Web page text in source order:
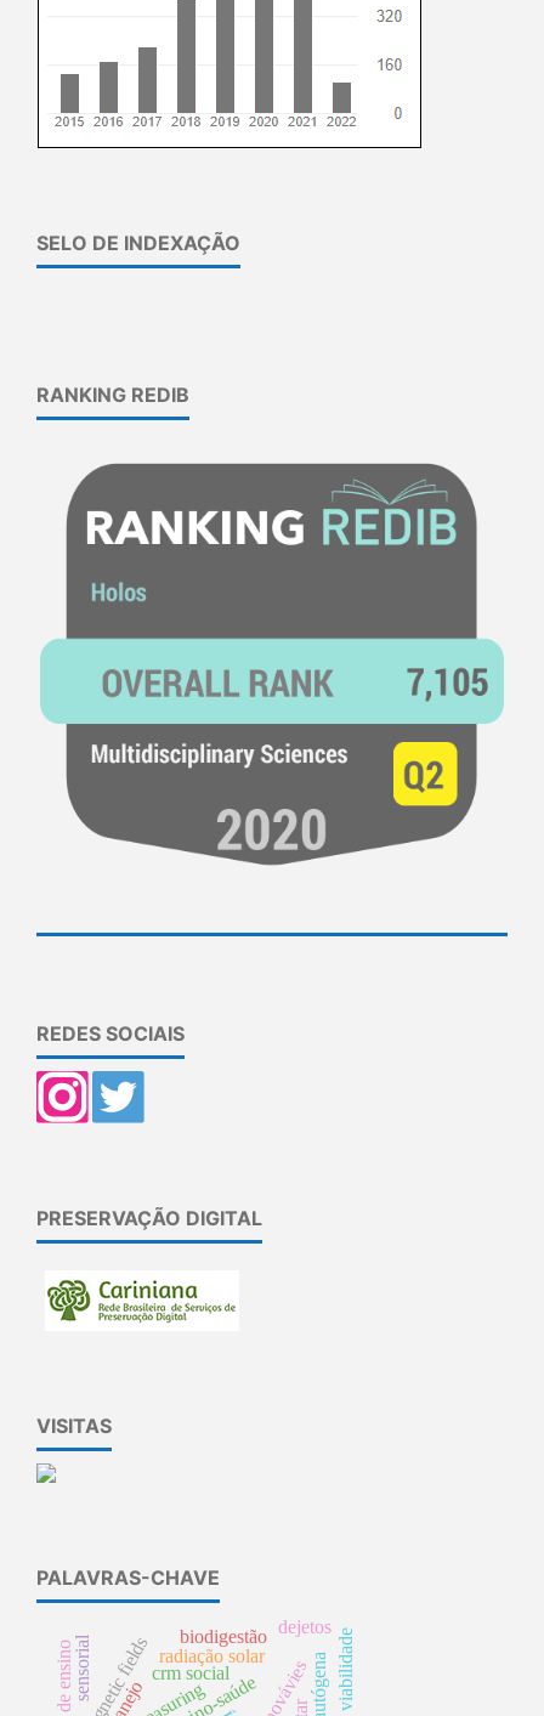
SELO DE INDEXAÇÃO
RANKING REDIB
REDES SOCIAIS
PRESERVAÇÃO DIGITAL
VISITAS
PALAVRAS-CHAVE
magnetic fields radiação solar
crm social
biodigestão dejetos
sensorial viabilidade